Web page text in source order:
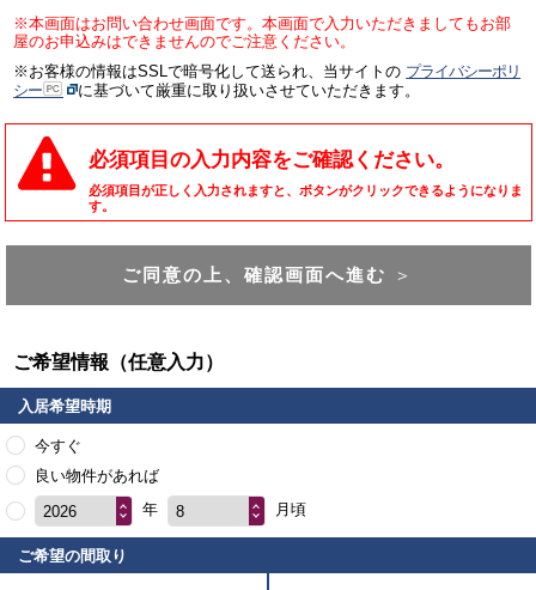
※本画面はお問い合わせ画面です。本画面で入力いただきましてもお部
屋のお申込みはできませんのでご注意ください。
※お客様の情報はSSLで暗号化して送られ、当サイトの プライバシーポリ
シー
に基づいて厳重に取り扱いさせていただきます。
必須項目の入力内容をご確認ください。
必須項目が正しく入力されますと、ボタンがクリックできるようになりま
す。
ご同意の上、確認画面へ進む ＞
ご希望情報（任意入力）
入居希望時期
今すぐ
良い物件があれば
2026
年 8 月頃
ご希望の間取り